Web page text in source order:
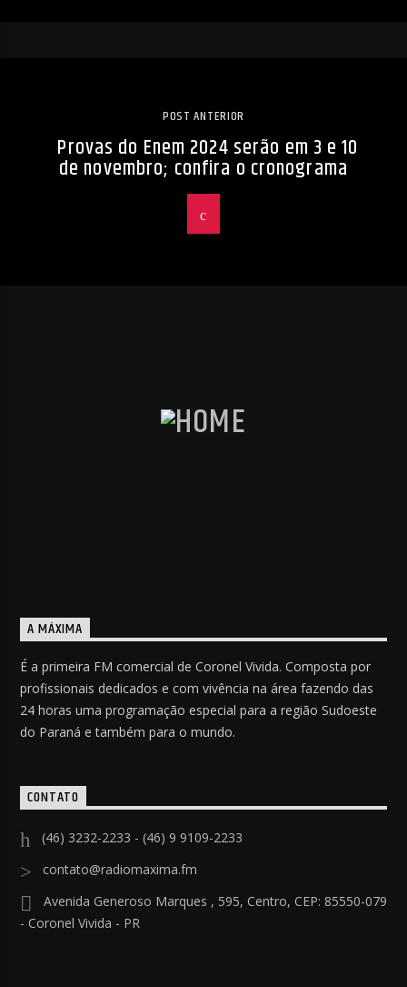
POST ANTERIOR
Provas do Enem 2024 serão em 3 e 10
de novembro; confira o cronograma
A MÁXIMA
É a primeira FM comercial de Coronel Vivida. Composta por
profissionais dedicados e com vivência na área fazendo das
24 horas uma programação especial para a região Sudoeste
do Paraná e também para o mundo.
CONTATO
(46) 3232-2233 - (46) 9 9109-2233
contato@radiomaxima.fm
Avenida Generoso Marques , 595, Centro, CEP: 85550-079
- Coronel Vivida - PR